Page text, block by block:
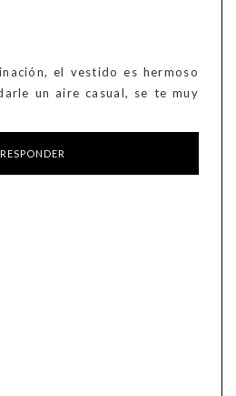
el vestido es hermoso
un aire casual, se te muy
RESPONDER